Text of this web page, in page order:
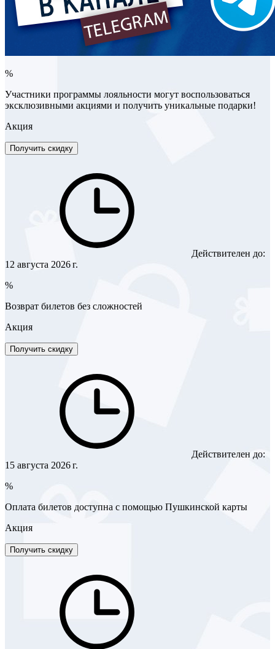
%
Участники программы лояльности могут воспользоваться
эксклюзивными акциями и получить уникальные подарки!
Акция
Получить скидку
Действителен до:
12 августа 2026 г.
%
Возврат билетов без сложностей
Акция
Получить скидку
Действителен до:
15 августа 2026 г.
%
Оплата билетов доступна с помощью Пушкинской карты
Акция
Получить скидку